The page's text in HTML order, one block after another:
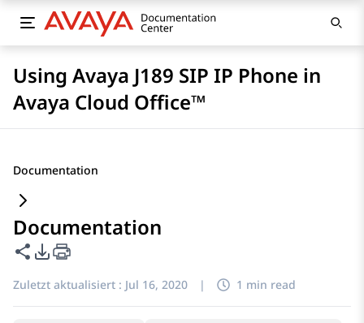
Using Avaya J189 SIP IP Phone in
Avaya Cloud Office™
Documentation
Documentation
Diese Seite teilen
PDF-Exportoptionen
Zuletzt aktualisiert : Jul 16, 2020 | 1 min read